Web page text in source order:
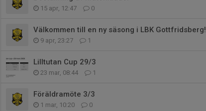
15 apr, 12:47 0
Välkommen till en ny säsong i LBK Gottfridsberg!
9 apr, 23:27 1
Lilltutan Cup 29/3
23 mar, 08:44 1
Föräldramöte 3/3
1 mar, 10:20 0